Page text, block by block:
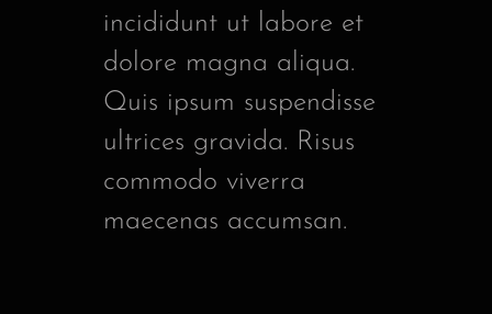
incididunt ut labore et
dolore magna aliqua.
Quis ipsum suspendisse
ultrices gravida. Risus
commodo viverra
maecenas accumsan.